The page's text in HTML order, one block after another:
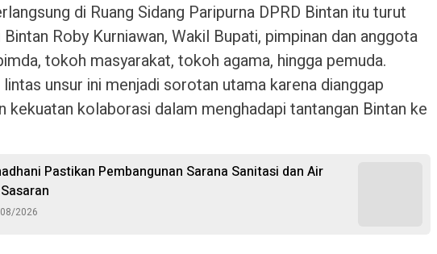
di Ruang Sidang Paripurna DPRD Bintan itu turut
Roby Kurniawan, Wakil Bupati, pimpinan dan anggota
tokoh masyarakat, tokoh agama, hingga pemuda.
unsur ini menjadi sorotan utama karena dianggap
kekuatan kolaborasi dalam menghadapi tantangan Bintan ke
Pastikan Pembangunan Sarana Sanitasi dan Air
2026